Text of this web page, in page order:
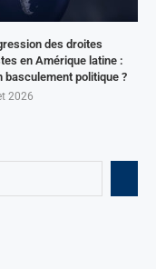
des droites
en Amérique latine :
basculement politique ?
2026